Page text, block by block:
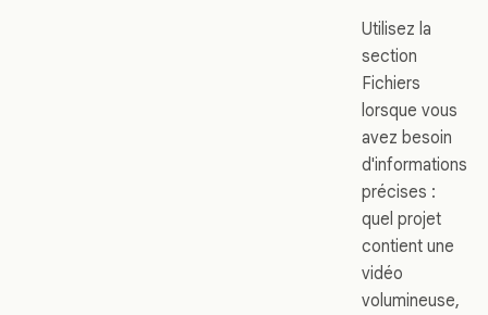
Utilisez la
section
Fichiers
lorsque vous
avez besoin
d'informations
précises :
quel projet
contient une
vidéo
volumineuse,